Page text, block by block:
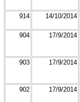
914 14/10/2014
904 17/9/2014
903 17/9/2014
902 17/9/2014